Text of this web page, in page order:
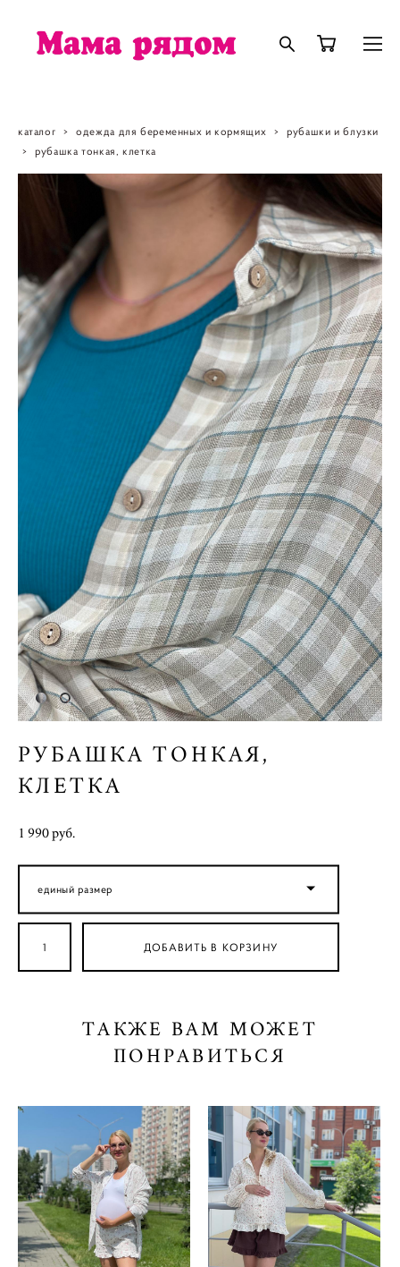
каталог > одежда для беременных и кормящих >
рубашки и блузки
>
рубашка тонкая, клетка
РУБАШКА ТОНКАЯ,
КЛЕТКА
1 990 pуб.
единый размер
ДОБАВИТЬ В КОРЗИНУ
ТАКЖЕ ВАМ МОЖЕТ
ПОНРАВИТЬСЯ